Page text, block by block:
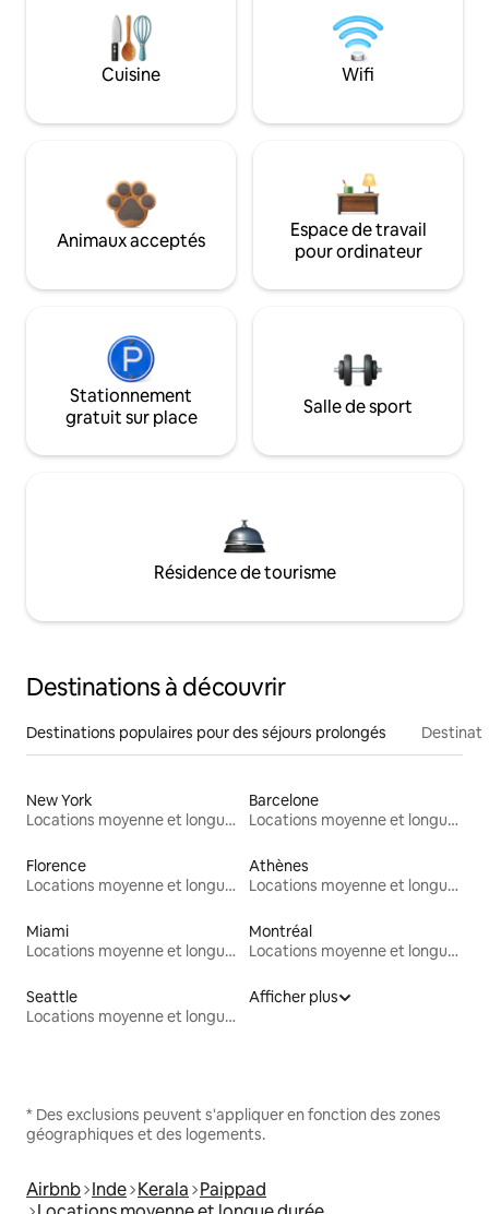
Cuisine Wifi
Animaux acceptés
Espace de travail
pour ordinateur
Stationnement
gratuit sur place
Salle de sport
Résidence de tourisme
Destinations à découvrir
Destinations populaires pour des séjours prolongés
New York
Locations moyenne et longue durée
Barcelone
Locations moyenne et longue durée
Florence
Locations moyenne et longue durée
Athènes
Locations moyenne et longue durée
Miami
Locations moyenne et longue durée
Montréal
Locations moyenne et longue durée
Seattle
Locations moyenne et longue durée
Afficher plus
* Des exclusions peuvent s'appliquer en fonction des zones
géographiques et des logements.
Airbnb Inde Kerala Paippad